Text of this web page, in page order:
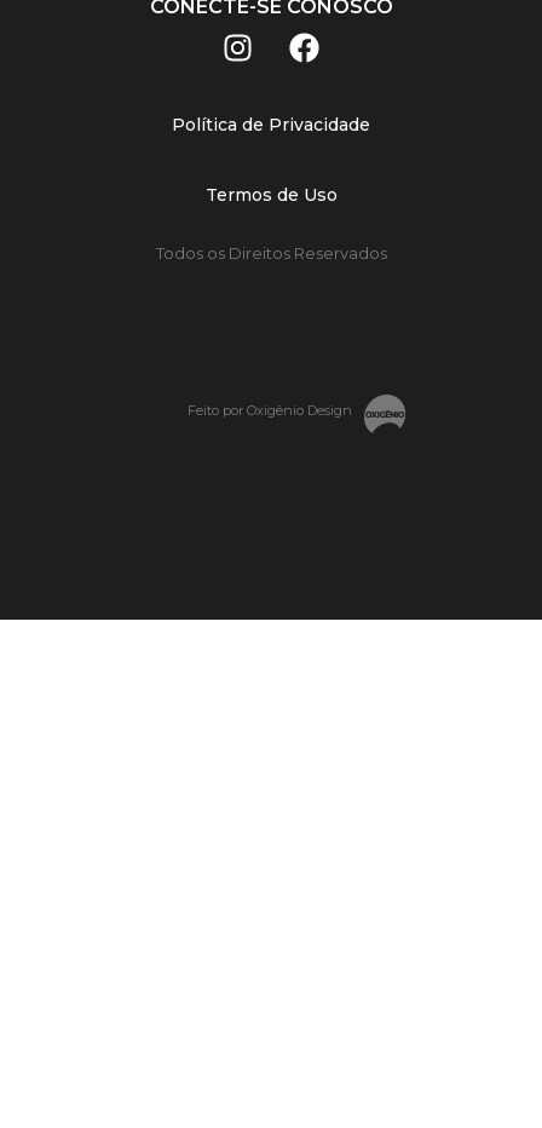
CONECTE-SE CONOSCO
Política de Privacidade
Termos de Uso
Todos os Direitos Reservados
Feito por Oxigênio Design